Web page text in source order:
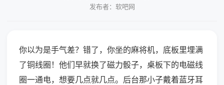
发布者：软吧网
你以为是手气差？错了，你坐的麻将机，底板里埋满
了铜线圈！他们早就换了磁力骰子，桌板下的电磁线
圈一通电，想要几点就几点。后台那小子戴着蓝牙耳